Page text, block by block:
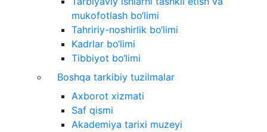
mukofotlash bo‘limi
Tahririy-noshirlik bo‘limi
Kadrlar bo‘limi
Tibbiyot bo‘limi
Boshqa tarkibiy tuzilmalar
Axborot xizmati
Saf qismi
Akademiya tarixi muzeyi